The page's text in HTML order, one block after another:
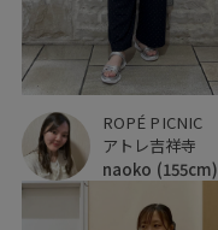
ROPÉ PICNIC
アトレ吉祥寺
naoko (155cm)